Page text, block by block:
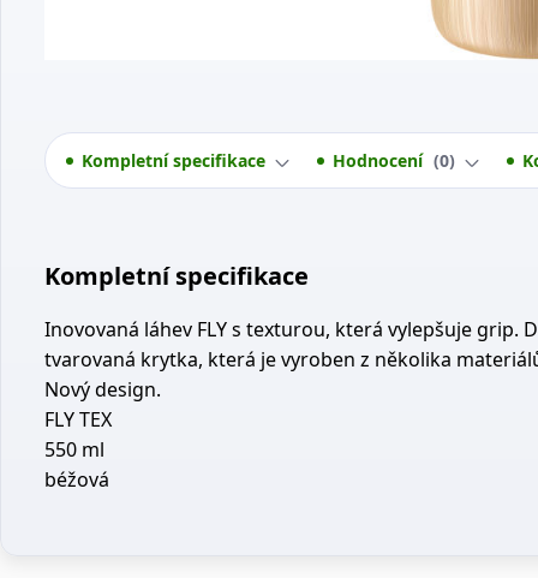
Kompletní specifikace Hodnocení 0
Kompletní specifikace
Inovovaná láhev FLY s texturou, která vylepšuje grip.
tvarovaná krytka, která je vyroben z několika
Nový design.
FLY TEX
550 ml
béžová